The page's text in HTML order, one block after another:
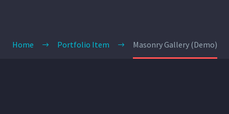
Home Portfolio Item Masonry Gallery (Demo)